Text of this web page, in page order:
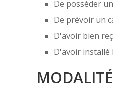
De posséder
De prévoir un
D'avoir bien
D'avoir installé